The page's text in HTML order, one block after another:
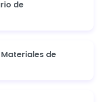
de
de